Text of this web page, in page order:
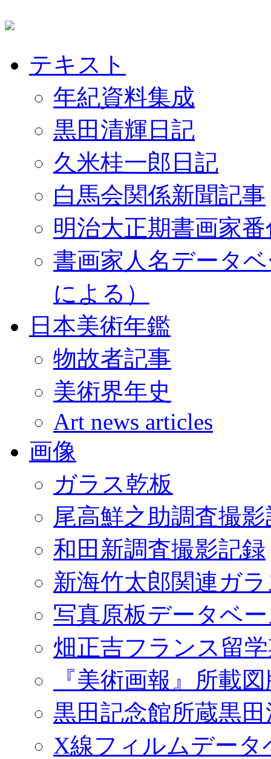
テキスト
年紀資料集成
黒田清輝日記
久米桂一郎日記
白馬会関係新聞記事
明治大正期書画家
書画家人名データ
による）
日本美術年鑑
物故者記事
美術界年史
Art news articles
画像
ガラス乾板
尾高鮮之助調査撮
和田新調査撮影記録
新海竹太郎関連ガ
写真原板データベ
畑正吉フランス留
『美術画報』所載
黒田記念館所蔵黒
X線フィルムデータ